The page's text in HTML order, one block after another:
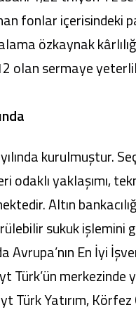
fonlar içerisindeki
özkaynak
olan sermaye
kurulmuştur.
odaklı yaklaşımı,
Altın
sukuk
Avrupa’nın En İyi
Türk’ün merkezinde
Türk Yatırım,